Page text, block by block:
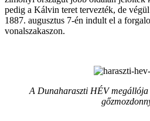
pedig a Kálvin teret tervezték, de
1887. augusztus 7-én indult el a
vonalszakaszon.
A Dunaharaszti HÉV megállója